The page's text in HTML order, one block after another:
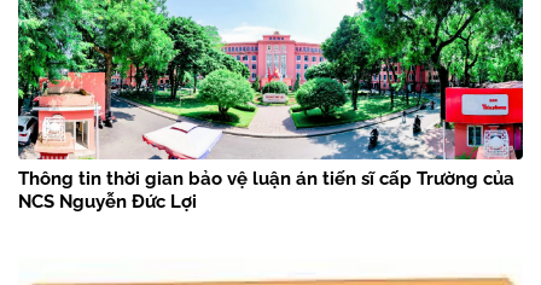
Thông tin thời gian bảo vệ luận án tiến sĩ cấp Trường của
NCS Nguyễn Đức Lợi